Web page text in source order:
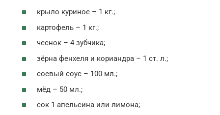
крыло куриное – 1 кг.;
картофель – 1 кг.;
чеснок – 4 зубчика;
зёрна фенхеля и кориандра – 1 ст. л.;
соевый соус – 100 мл.;
мёд – 50 мл.;
сок 1 апельсина или лимона;